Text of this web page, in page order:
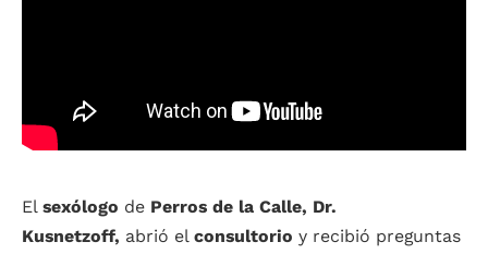
El sexólogo de Perros de la Calle, Dr.
Kusnetzoff, abrió el consultorio y recibió preguntas